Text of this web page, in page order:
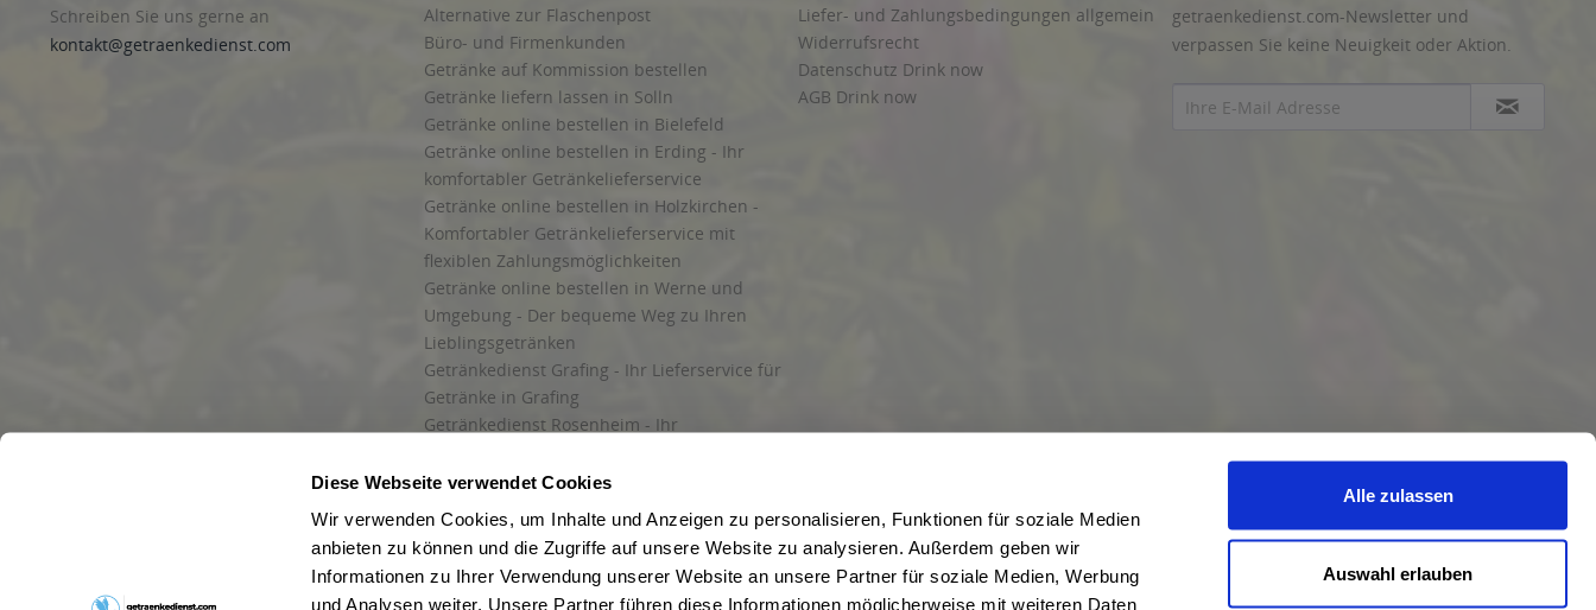
Diese Webseite verwendet Cookies
Wir verwenden Cookies, um Inhalte und Anzeigen zu personalisieren, Funktionen für soziale Medien
anbieten zu können und die Zugriffe auf unsere Website zu analysieren. Außerdem geben wir
Informationen zu Ihrer Verwendung unserer Website an unsere Partner für soziale Medien, Werbung
und Analysen weiter. Unsere Partner führen diese Informationen möglicherweise mit weiteren Daten
Alle zulassen
Auswahl erlauben
Schreiben Sie uns gerne an
kontakt@getraenkedienst.com
Alternative zur Flaschenpost
Büro- und Firmenkunden
Getränke auf Kommission bestellen
Getränke liefern lassen in Solln
Getränke online bestellen in Bielefeld
Getränke online bestellen in Erding - Ihr
komfortabler Getränkelieferservice
Getränke online bestellen in Holzkirchen -
Komfortabler Getränkelieferservice mit
flexiblen Zahlungsmöglichkeiten
Getränke online bestellen in Werne und
Umgebung - Der bequeme Weg zu Ihren
Lieblingsgetränken
Getränkedienst Grafing - Ihr Lieferservice für
Getränke in Grafing
Getränkedienst Rosenheim - Ihr
und Umgebung
Liefergebiet
Lieferservice für Getränke
Wir liefern Getränke
Liefer- und Zahlungsbedingungen allgemein
Widerrufsrecht
Datenschutz Drink now
AGB Drink now
getraenkedienst.com-Newsletter und
verpassen Sie keine Neuigkeit oder Aktion.